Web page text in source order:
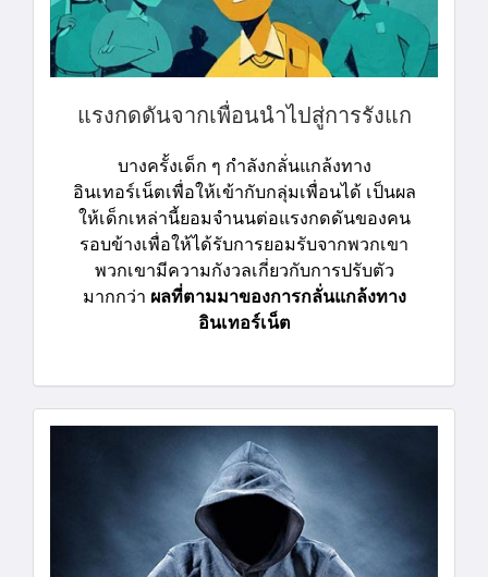
แรงกดดันจากเพื่อนนําไปสู่การรังแก
บางครั้งเด็ก ๆ กําลังกลั่นแกล้งทาง
อินเทอร์เน็ตเพื่อให้เข้ากับกลุ่มเพื่อนได้ เป็นผล
ให้เด็กเหล่านี้ยอมจํานนต่อแรงกดดันของคน
รอบข้างเพื่อให้ได้รับการยอมรับจากพวกเขา
พวกเขามีความกังวลเกี่ยวกับการปรับตัว
มากกว่า ผลที่ตามมาของการกลั่นแกล้งทาง
อินเทอร์เน็ต